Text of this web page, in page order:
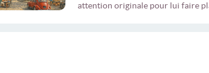
attention originale pour lui faire